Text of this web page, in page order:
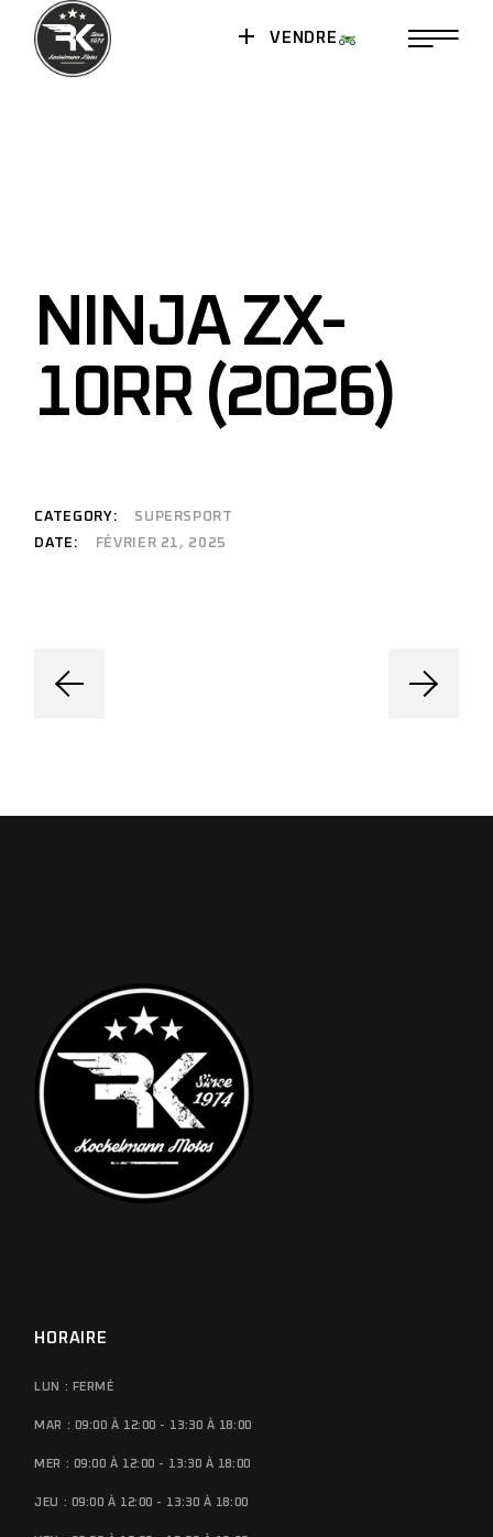
VENDRE
NINJA ZX-
10RR (2026)
CATEGORY:
SUPERSPORT
DATE:
FÉVRIER 21, 2025
HORAIRE
LUN : FERMÉ
MAR : 09:00 À 12:00 - 13:30 À 18:00
MER : 09:00 À 12:00 - 13:30 À 18:00
JEU : 09:00 À 12:00 - 13:30 À 18:00